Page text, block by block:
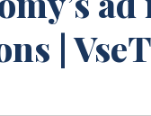
|